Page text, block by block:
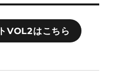
VOL2はこちら